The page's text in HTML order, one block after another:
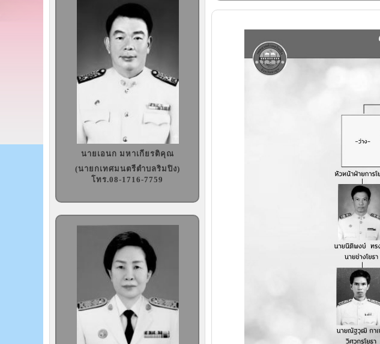
นายเอนก มหาเกียรติคุณ
(นายกเทศมนตรีตำบลริมปิง)
โทร.08-1716-7759